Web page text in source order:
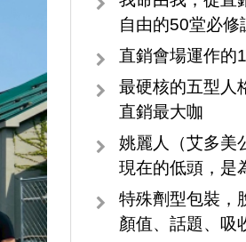
自由的50堂必修
直銷會場運作的
最硬核的五型人
直銷最大咖
姚麗人（艾多美
現在的低頭，是
特殊劑型包裝，
顏值、話題、吸